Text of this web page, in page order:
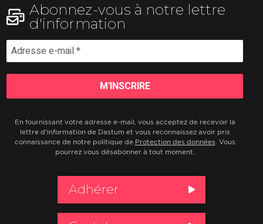
Abonnez-vous à notre lettre
d'information
En fournissant votre adresse e-mail, vous acceptez de recevoir la
lettre d'information de Dastum et vous reconnaissez avoir pris
connaissance de notre politique de Protection des données . Vous
pourrez vous désabonner à tout moment.
Adhérer